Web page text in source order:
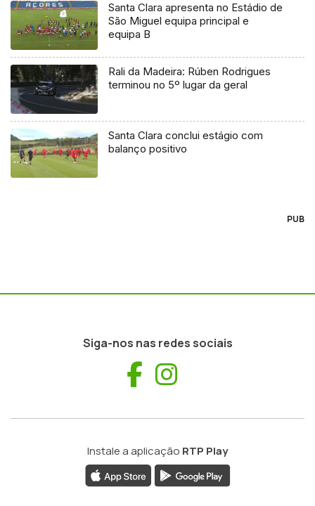
Santa Clara apresenta no Estádio de
São Miguel equipa principal e
equipa B
Rali da Madeira: Rúben Rodrigues
terminou no 5º lugar da geral
Santa Clara conclui estágio com
balanço positivo
PUB
Siga-nos nas redes sociais
Facebook
Instale a aplicação RTP Play